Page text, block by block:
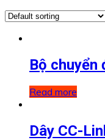
Bộ
Read more
Dây CC-